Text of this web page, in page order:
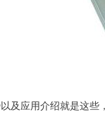
及应用介绍就是这